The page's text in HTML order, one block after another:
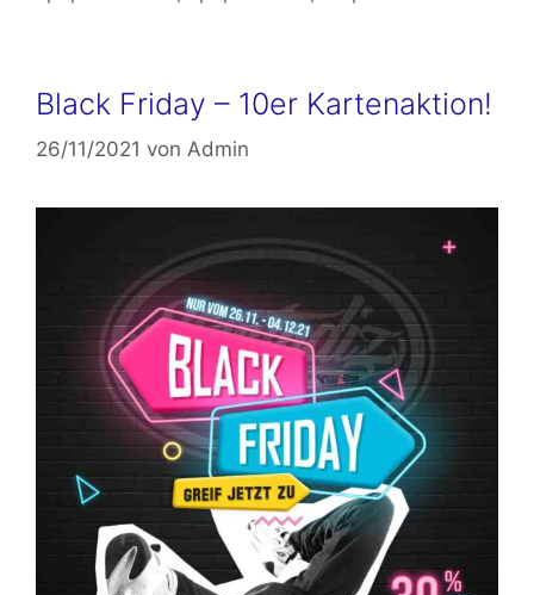
Black Friday – 10er Kartenaktion!
26/11/2021 von Admin